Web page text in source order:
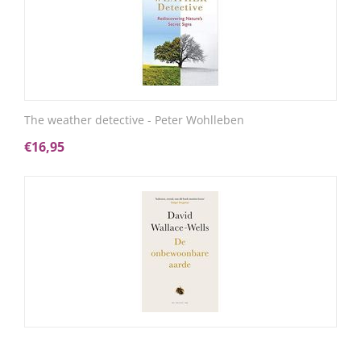
The weather detective - Peter Wohlleben
€16,95